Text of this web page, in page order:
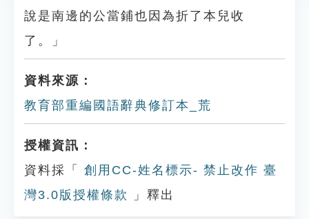
說是南邊的公當鋪也因為折了本兒收
了。」
資料來源：
教育部重編國語辭典修訂本_荒
授權資訊：
資料採「
創用CC-姓名標示- 禁止改作 臺
灣3.0版授權條款
」釋出